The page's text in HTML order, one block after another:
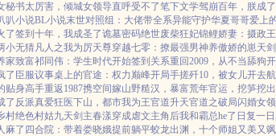
秘书太厉害，倾城女领导直呼受不了笔下文学驾崩百年，朕成
叭小说BL小说末世对照组：大佬带全系异能守护华夏哥哥爱上
了签到十年，我成圣了诡墓密码绝世废柴狂妃锦鲤娇妻：摄政
小无猜凡人之我为厉天尊穿越七零：撩最强男神养傲娇的崽天
家致富祁同伟：学生时代开始签到关系重回2009，从不当舔狗
了 臣服议事桌上的官途：权力巅峰开局手搓歼10，被女儿开去
贴身高手重返1987携空间嫁山野糙汉，暴富荒年官运，挖笋挖
了反派真爱狂医下山，都市我为王官道升天官道之破局闪婚女
村绝色村姑九天剑主春漾穿成虐文主角后我和霸总he了 日复一日
麻了 四合院：带着娄晓娥提前躺平蛟龙出渊，十个师姐又美又飒